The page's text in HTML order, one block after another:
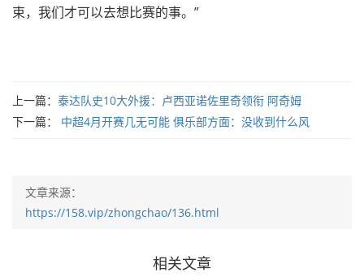
束，我们才可以去想比赛的事。”
上一篇： 泰达队史10大外援：卢西亚诺佐里奇领衔 阿奇姆
下一篇：
中超4月开赛几无可能 俱乐部方面：没收到什么风
文章来源：
https://158.vip/zhongchao/136.html
相关文章